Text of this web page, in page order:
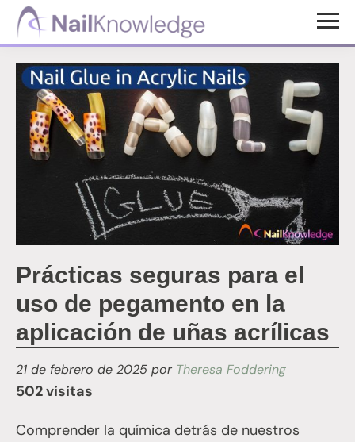
Saltar
principal
Saltar
página
Conocimientos
de
uñas
Prácticas seguras para el
uso de pegamento en la
aplicación de uñas acrílicas
21 de febrero de 2025 por Theresa Foddering
502 visitas
Comprender la química detrás de nuestros